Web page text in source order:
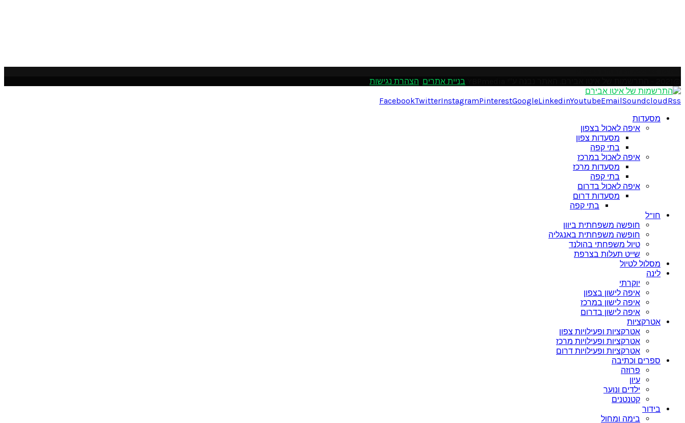
בניית אתרים הצהרת נגישות
FacebookTwitterInstagramPinterestGoogleLinkedinYoutubeEmailSoundcloudRss
מסעדות
איפה לאכול בצפון
מסעדות צפון
בתי קפה
איפה לאכול במרכז
מסעדות מרכז
בתי קפה
איפה לאכול בדרום
מסעדות דרום
בתי קפה
חו”ל
חופשה משפחתית ביוון
חופשה משפחתית באנגליה
טיול משפחתי בהולנד
שייט תעלות בצרפת
מסלול לטיול
לינה
יוקרתי
איפה לישון בצפון
איפה לישון במרכז
איפה לישון בדרום
אטרקציות
אטרקציות ופעילויות צפון
אטרקציות ופעילויות מרכז
אטרקציות ופעילויות דרום
ספרים וכתיבה
פרוזה
עיון
ילדים ונוער
קטנטנים
בידור
בימה ומחול